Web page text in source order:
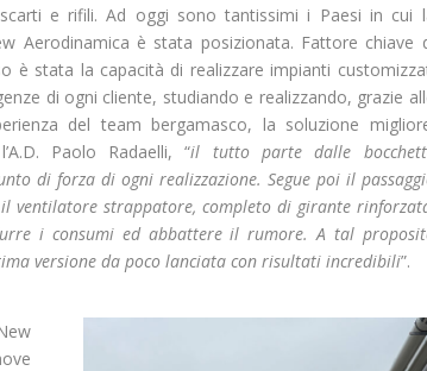
e rifili. Ad oggi sono tantissimi i Paesi in cui
Aerodinamica è stata posizionata. Fattore chiave
è stata la capacità di realizzare impianti
di ogni cliente, studiando e realizzando, grazie
del team bergamasco, la soluzione
Paolo Radaelli, “il tutto parte dalle
di forza di ogni realizzazione. Segue poi il
ventilatore strappatore, completo di girante
i consumi ed abbattere il rumore. A tal
versione da poco lanciata con risultati incredibili”.